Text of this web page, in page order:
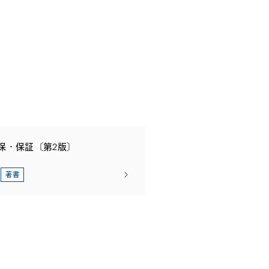
・保証〔第2版〕
著書